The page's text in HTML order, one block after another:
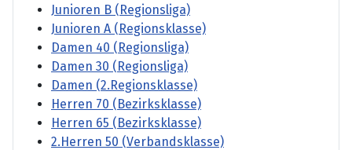
Junioren B (Regionsliga)
Junioren A (Regionsklasse)
Damen 40 (Regionsliga)
Damen 30 (Regionsliga)
Damen (2.Regionsklasse)
Herren 70 (Bezirksklasse)
Herren 65 (Bezirksklasse)
2.Herren 50 (Verbandsklasse)